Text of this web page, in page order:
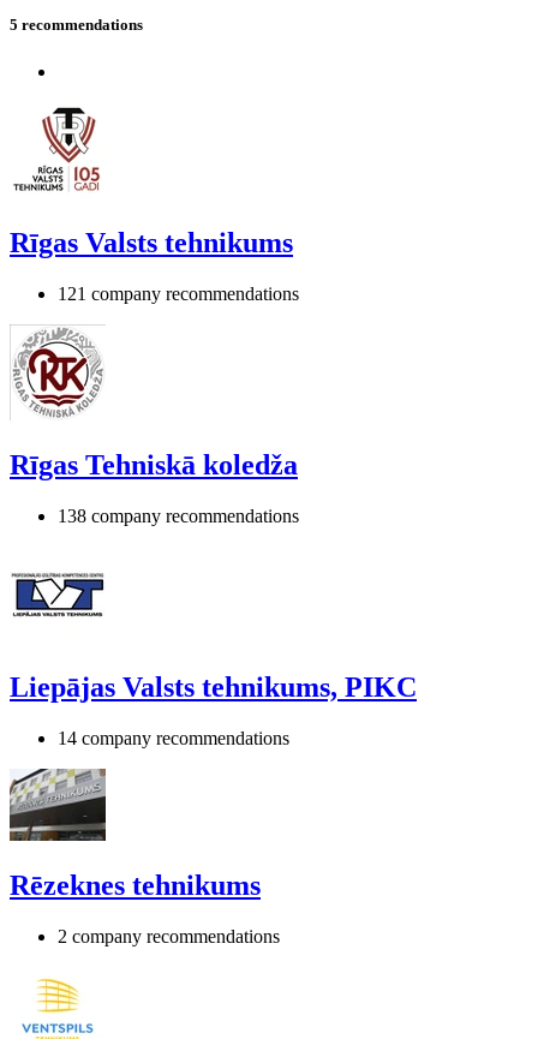
5 recommendations
Rīgas Valsts tehnikums
121 company recommendations
Rīgas Tehniskā koledža
138 company recommendations
Liepājas Valsts tehnikums, PIKC
14 company recommendations
Rēzeknes tehnikums
2 company recommendations